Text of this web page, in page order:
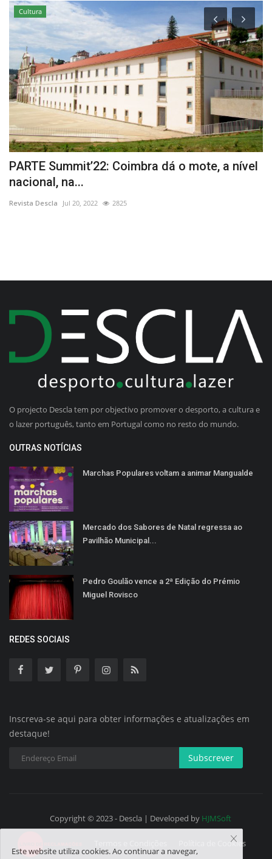
Cultura
PARTE Summit’22: Coimbra dá o mote, a nível
nacional, na...
Revista Descla Jul 20, 2022 2825
O projecto Descla tem por objectivo promover o desporto, a cultura e
o lazer português, tanto em Portugal como no resto do mundo.
OUTRAS NOTÍCIAS
Marchas Populares voltam a animar Mangualde
Mercado dos Sabores de Natal regressa ao
Pavilhão Municipal...
Pedro Goulão vence a 2ª Edição do Prémio
Miguel Rovisco
REDES SOCIAIS
Inscreva-se aqui para obter informações e atualizações em
destaque!
Subscrever
Copyright © 2023 - Descla | Developed by HJMSoft
Política de Cookies
Este website utiliza cookies. Ao continuar a navegar,